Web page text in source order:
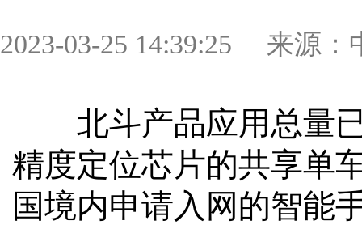
2023-03-25 14:39:25 来源：
北斗产品应用总量已
精度定位芯片的共享单
国境内申请入网的智能